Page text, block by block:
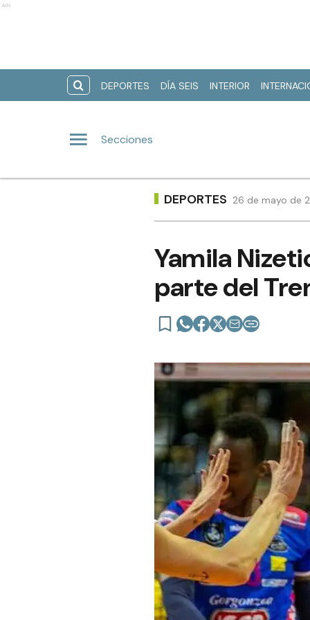
Ads
DEPORTES DÍA SEIS INTERIOR
Secciones
DEPORTES 26 de mayo de
Yamila
parte del